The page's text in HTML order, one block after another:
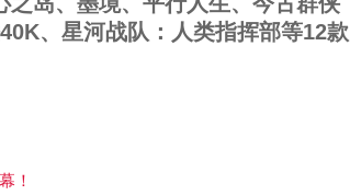
、星河战队：人类指挥部等12款
！